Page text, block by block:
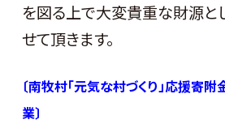
を図る上で大変貴重な財源と
せて頂きます。
〔南牧村「元気な村づくり」応援寄
業〕